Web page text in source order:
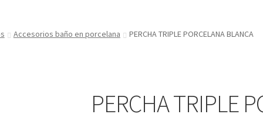
Accesorios baño en porcelana PERCHA TRIPLE PORCELANA BLANCA
PERCHA TRIPLE